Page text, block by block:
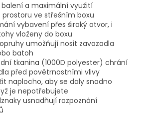
a maximální využití
prostoru ve střešním boxu
vybavení přes široký otvor, i
vloženy do boxu
umožňují nosit zavazadla
batoh
tkanina (1000D polyester) chrání
před povětrnostními vlivy
naplocho, aby se daly snadno
je nepotřebujete
usnadňují rozpoznání